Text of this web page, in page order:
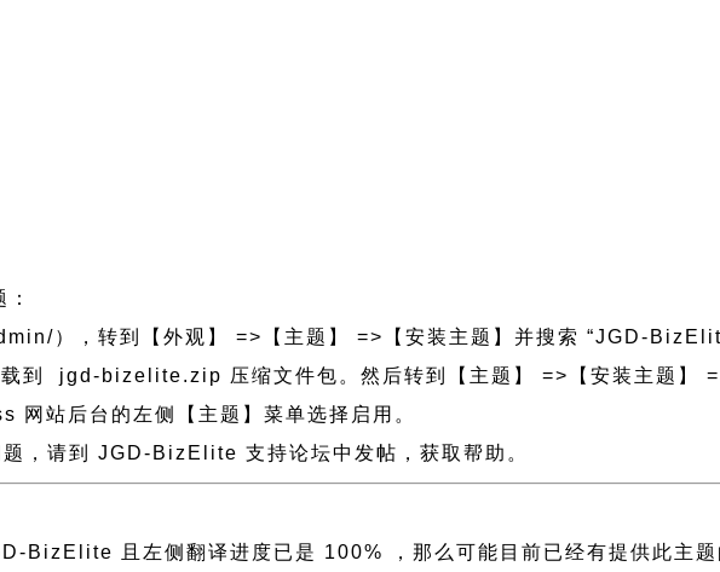
），转到【外观】 =>【主题】 =>【安装主题】并搜索 “JGD-
到 jgd-bizelite.zip 压缩文件包。然后转到【主题】 =>【安装主题】
网站后台的左侧【主题】菜单选择启用。
，请到 JGD-BizElite 支持论坛中发帖，获取帮助。
BizElite 且左侧翻译进度已是 100% ，那么可能目前已经有提供此主